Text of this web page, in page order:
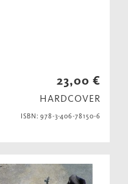
23,00 €
HARDCOVER
ISBN: 978-3-406-78150-6